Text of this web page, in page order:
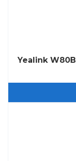
Yealink W80B